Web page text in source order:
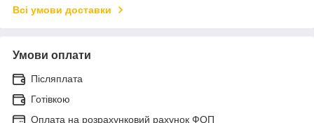
Всі умови доставки
Умови оплати
Післяплата
Готівкою
Оплата на розрахунковий рахунок ФОП